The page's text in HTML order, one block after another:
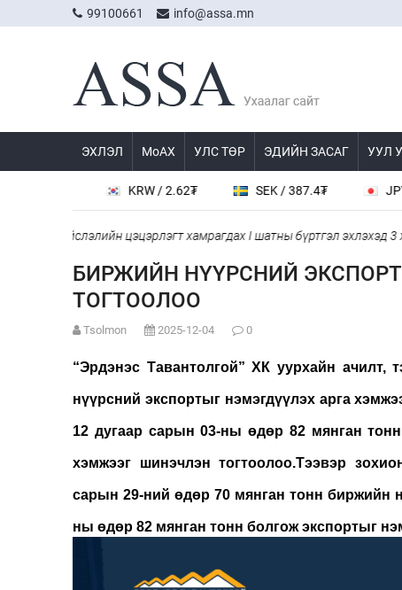
99100661 info@assa.mn
ЭХЛЭЛ МоАХ УЛС ТӨР ЭДИЙН ЗАСАГ УУЛ
KRW / 2.62₮ SEK / 387.4₮ JPY /
Нийслэлийн цэцэрлэгт хамрагдах I шатны бүртгэл эхлэхэд 3
БИРЖИЙН НҮҮРСНИЙ
ТОГТООЛОО
Tsolmon 2025-12-04 0
“Эрдэнэс Тавантолгой” ХК уурхайн ачилт,
нүүрсний экспортыг нэмэгдүүлэх арга
12 дугаар сарын 03-ны өдөр 82 мянган
хэмжээг шинэчлэн тогтоолоо.Тээвэр
сарын 29-ний өдөр 70 мянган тонн биржийн
ны өдөр 82 мянган тонн болгож экспортыг